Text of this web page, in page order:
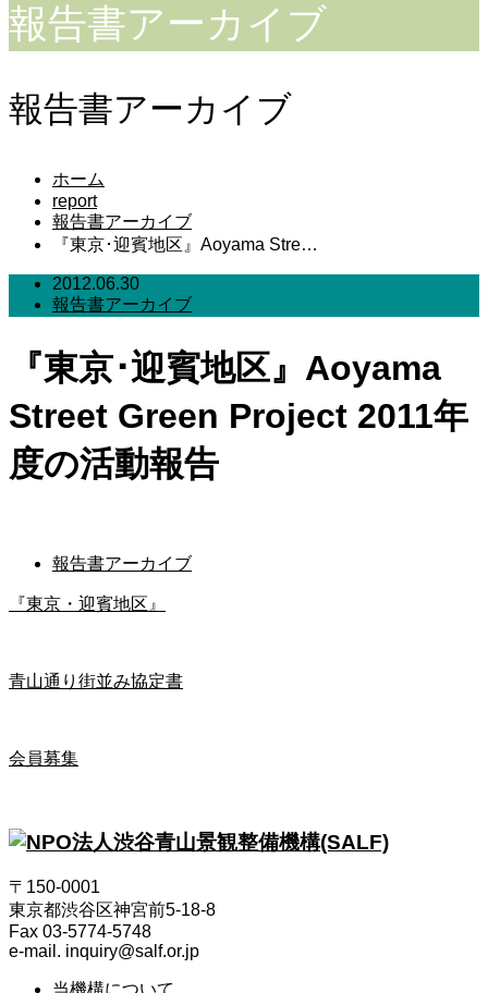
報告書アーカイブ
報告書アーカイブ
ホーム
report
報告書アーカイブ
『東京･迎賓地区』Aoyama Stre…
2012.06.30
報告書アーカイブ
『東京･迎賓地区』Aoyama
Street Green Project 2011年
度の活動報告
報告書アーカイブ
『東京・迎賓地区』
青山通り街並み協定書
会員募集
〒150-0001
東京都渋谷区神宮前5-18-8
Fax 03-5774-5748
e-mail. inquiry@salf.or.jp